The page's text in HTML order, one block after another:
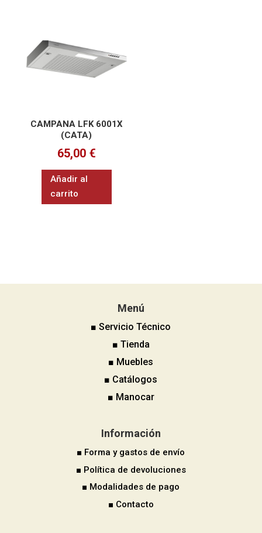
CAMPANA LFK 6001X
(CATA)
65,00 €
Añadir al
carrito
Menú
■ Servicio Técnico
■ Tienda
■ Muebles
■ Catálogos
■ Manocar
Información
■ Forma y gastos de envío
■ Política de devoluciones
■ Modalidades de pago
■ Contacto